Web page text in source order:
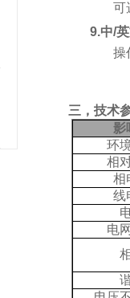
可
9.中/
操
三，技术
影
环
相
相
线
电